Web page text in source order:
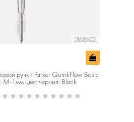
2168602
ручки Parker QuinkFlow Basic
M-1мм цвет чернил: Black